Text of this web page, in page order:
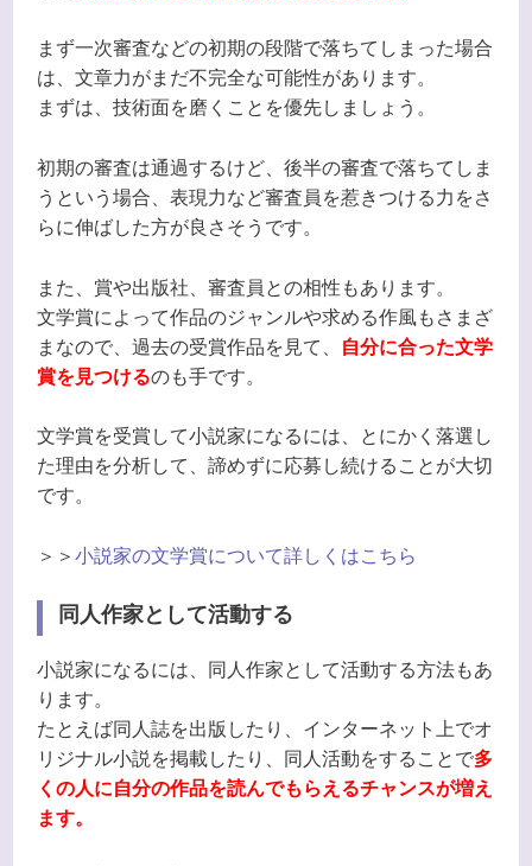
まず一次審査などの初期の段階で落ちてしまった場合
は、文章力がまだ不完全な可能性があります。
まずは、技術面を磨くことを優先しましょう。
初期の審査は通過するけど、後半の審査で落ちてしま
うという場合、表現力など審査員を惹きつける力をさ
らに伸ばした方が良さそうです。
また、賞や出版社、審査員との相性もあります。
文学賞によって作品のジャンルや求める作風もさまざ
まなので、過去の受賞作品を見て、
自分に合った文学
賞を見つけるのも手です。
文学賞を受賞して小説家になるには、とにかく落選し
た理由を分析して、諦めずに応募し続けることが大切
です。
＞＞ 小説家の文学賞について詳しくはこちら
同人作家として活動する
小説家になるには、同人作家として活動する方法もあ
ります。
たとえば同人誌を出版したり、インターネット上でオ
リジナル小説を掲載したり、同人活動をすることで多
くの人に自分の作品を読んでもらえるチャンスが増え
ます。